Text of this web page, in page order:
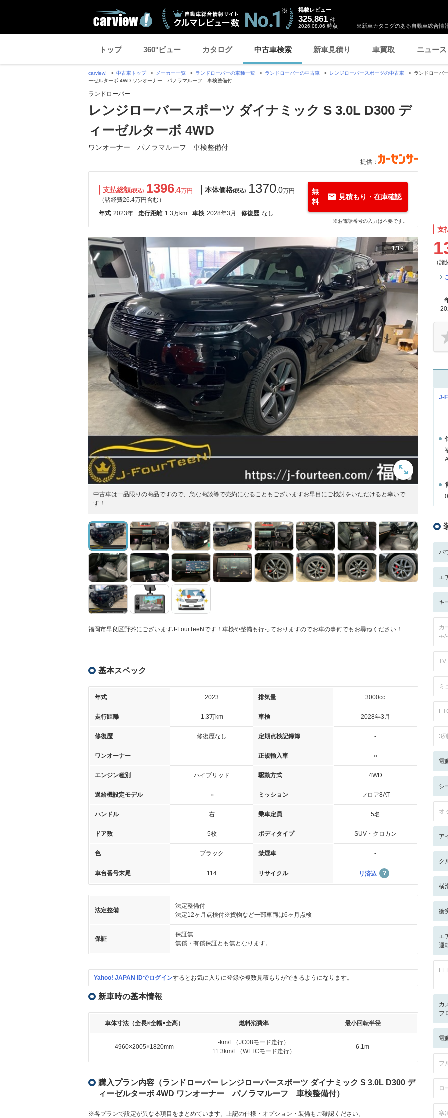
※新車カタログのある自動車総合情
掲載レビュー
325,861 件
2026.08.06 時点
トップ 360°ビュー カタログ 中古車検索 新車見積り 車買取 ニュース
carview! 中古車トップ メーカー一覧 ランドローバーの車種一覧 ランドローバーの中古車 レンジローバースポーツの中古車
ランドローバ
ーゼルターボ 4WD ワンオーナー パノラマルーフ 車検整備付
ランドローバー
レンジローバースポーツ ダイナミック S 3.0L D300 デ
ィーゼルターボ 4WD
ワンオーナー パノラマルーフ 車検整備付
提供：
支払総額(税込) 1396.4万円
（諸経費26.4万円含む）
本体価格(税込) 1370.0万円
年式 2023年 走行距離 1.3万km 車検 2028年3月 修復歴 なし
無
料
見積もり・在庫確認
※お電話番号の入力は不要です。
1/19
中古車は一品限りの商品ですので、急な商談等で売約になることもございますお早目にご検討をいただけると幸いで
す！
福岡市早良区野芥にございますJ-FourTeeNです！車検や整備も行っておりますのでお車の事何でもお尋ねください！
基本スペック
年式 2023 排気量 3000cc
走行距離 1.3万km 車検 2028年3月
修復歴 修復歴なし 定期点検記録簿 -
ワンオーナー - 正規輸入車 ○
エンジン種別 ハイブリッド 駆動方式 4WD
過給機設定モデル ○ ミッション フロア8AT
ハンドル 右 乗車定員 5名
ドア数 5枚 ボディタイプ SUV・クロカン
色 ブラック 禁煙車 -
車台番号末尾 114 リサイクル リ済込
法定整備
法定整備付
法定12ヶ月点検付※貨物など一部車両は6ヶ月点検
保証
保証無
無償・有償保証とも無となります。
Yahoo! JAPAN IDでログインするとお気に入りに登録や複数見積もりができるようになります。
新車時の基本情報
車体寸法（全長×全幅×全高） 燃料消費率 最小回転半径
4960×2005×1820mm
-km/L（JC08モード走行）
11.3km/L（WLTCモード走行）
6.1m
購入プラン内容（ランドローバー レンジローバースポーツ ダイナミック S 3.0L D300 デ
ィーゼルターボ 4WD ワンオーナー パノラマルーフ 車検整備付）
※各プランで設定が異なる項目をまとめています。上記の仕様・オプション・装備もご確認ください。
支
（
J-
パ
エ
キ
カ
ミ
3
電
シ
オ
ア
ク
横
衝
エ
運
カ
フ
電
フ
ロ
寒